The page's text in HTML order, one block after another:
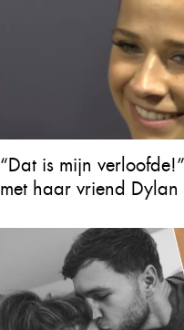
“Dat is mijn
met haar vriend Dylan